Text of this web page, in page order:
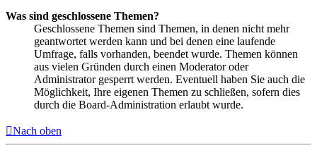
Was sind geschlossene Themen?
Geschlossene Themen sind Themen, in denen nicht mehr
geantwortet werden kann und bei denen eine laufende
Umfrage, falls vorhanden, beendet wurde. Themen können
aus vielen Gründen durch einen Moderator oder
Administrator gesperrt werden. Eventuell haben Sie auch die
Möglichkeit, Ihre eigenen Themen zu schließen, sofern dies
durch die Board-Administration erlaubt wurde.
Nach oben